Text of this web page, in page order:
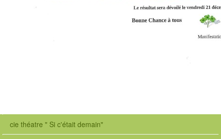
cie théatre " Si c'était demain"